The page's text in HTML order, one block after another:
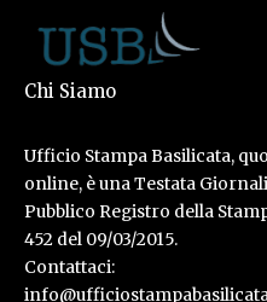
Chi Siamo
Ufficio Stampa Basilicata,
online, è una Testata
Pubblico Registro della
452 del 09/03/2015.
Contattaci: